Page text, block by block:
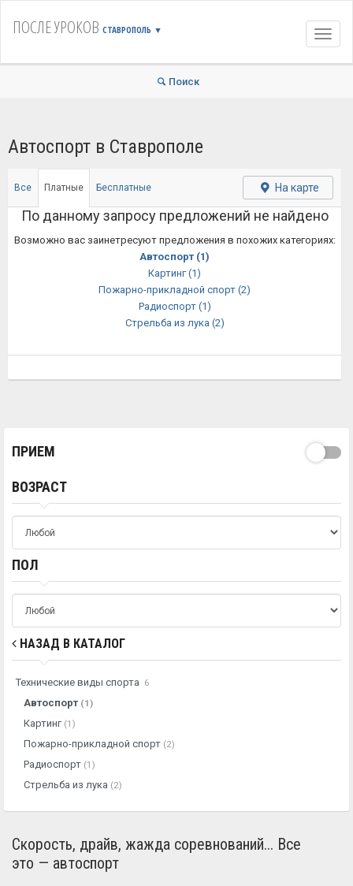
ПОСЛЕ УРОКОВ СТАВРОПОЛЬ ▼
Поиск
Автоспорт в Ставрополе
Все Платные Бесплатные На карте
По данному запросу предложений не найдено
Возможно вас заинетресуют предложения в похожих категориях:
Автоспорт (1)
Картинг(1)
Пожарно-прикладной спорт (2)
Радиоспорт (1)
Стрельба из лука (2)
ПРИЕМ
ВОЗРАСТ
ПОЛ
НАЗАД В КАТАЛОГ
Технические виды спорта 6
Автоспорт (1)
Картинг (1)
Пожарно-прикладной спорт (2)
Радиоспорт (1)
Стрельба из лука (2)
Скорость, драйв, жажда соревнований... Все
это — автоспорт